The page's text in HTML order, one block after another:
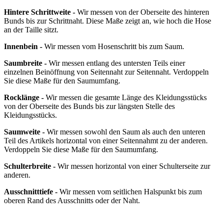
Hintere Schrittweite - Wir messen von der Oberseite des hinteren
Bunds bis zur Schrittnaht. Diese Maße zeigt an, wie hoch die Hose
an der Taille sitzt.
Innenbein - Wir messen vom Hosenschritt bis zum Saum.
Saumbreite - Wir messen entlang des untersten Teils einer
einzelnen Beinöffnung von Seitennaht zur Seitennaht. Verdoppeln
Sie diese Maße für den Saumumfang.
Rocklänge - Wir messen die gesamte Länge des Kleidungsstücks
von der Oberseite des Bunds bis zur längsten Stelle des
Kleidungsstücks.
Saumweite - Wir messen sowohl den Saum als auch den unteren
Teil des Artikels horizontal von einer Seitennahmt zu der anderen.
Verdoppeln Sie diese Maße für den Saumumfang.
Schulterbreite - Wir messen horizontal von einer Schulterseite zur
anderen.
Ausschnitttiefe - Wir messen vom seitlichen Halspunkt bis zum
oberen Rand des Ausschnitts oder der Naht.